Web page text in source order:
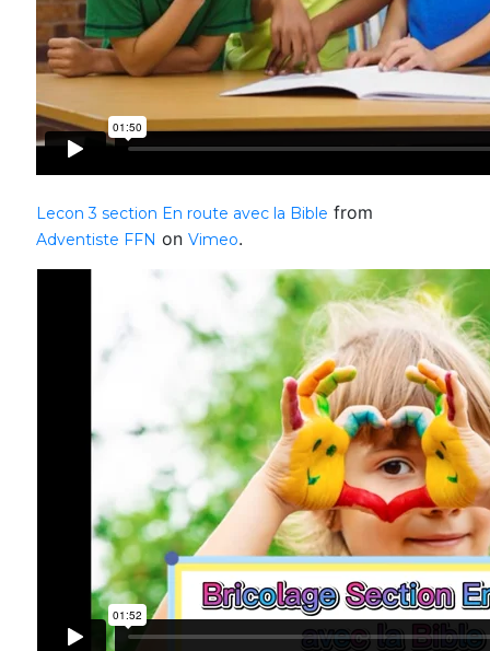
Lecon 3 section En route avec la Bible from
Adventiste FFN on Vimeo.